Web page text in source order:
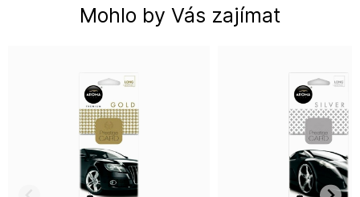
Mohlo by Vás zajímat